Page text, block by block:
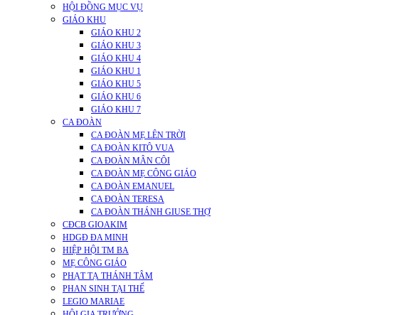
HỘI ĐỒNG MỤC VỤ
GIÁO KHU
GIÁO KHU 2
GIÁO KHU 3
GIÁO KHU 4
GIÁO KHU 1
GIÁO KHU 5
GIÁO KHU 6
GIÁO KHU 7
CA ĐOÀN
CA ĐOÀN MẸ LÊN TRỜI
CA ĐOÀN KITÔ VUA
CA ĐOÀN MÂN CÔI
CA ĐOÀN MẸ CÔNG GIÁO
CA ĐOÀN EMANUEL
CA ĐOÀN TERESA
CA ĐOÀN THÁNH GIUSE THỢ
CĐCB GIOAKIM
HDGĐ ĐA MINH
HIỆP HỘI TM BA
MẸ CÔNG GIÁO
PHẠT TẠ THÁNH TÂM
PHAN SINH TẠI THẾ
LEGIO MARIAE